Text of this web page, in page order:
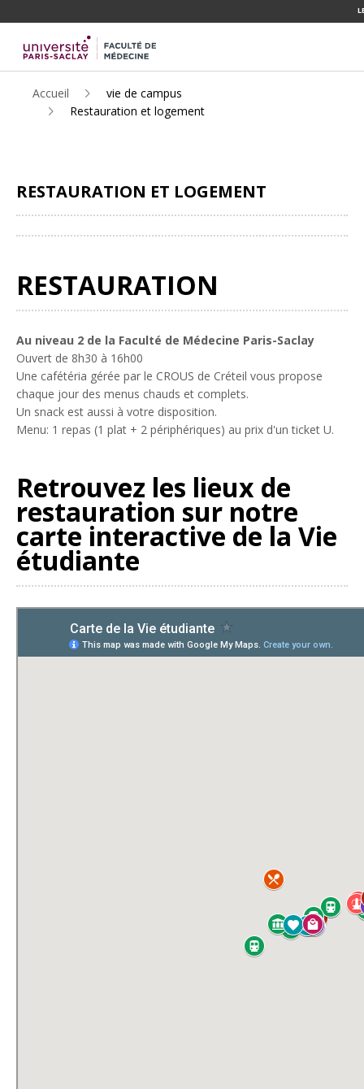
CONTENU
PRINCIPAL
Accueil
vie de campus
Restauration et logement
RESTAURATION ET LOGEMENT
RESTAURATION
Au niveau 2 de la Faculté de Médecine Paris-Saclay
Ouvert de 8h30 à 16h00
Une cafétéria gérée par le CROUS de Créteil vous propose
chaque jour des menus chauds et complets.
Un snack est aussi à votre disposition.
Menu: 1 repas (1 plat + 2 périphériques) au prix d'un ticket U.
Retrouvez les lieux de
restauration sur notre
carte interactive de la Vie
étudiante